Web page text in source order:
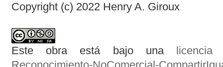
Copyright (c) 2022 Henry A. Giroux
Este obra está bajo una